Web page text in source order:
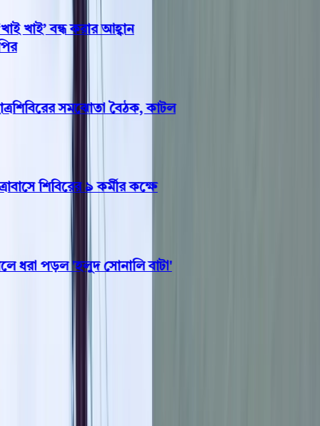
খাই’ বন্ধ করার আহ্বান
সমঝোতা বৈঠক, কাটল
শিবিরের ৯ কর্মীর কক্ষে
পড়ল 'হলুদ সোনালি বাটা'
বরিশাল থেকে স্কুলছাত্রীকে ‘তুলে
নিয়ে বিয়ে’, গোপালগঞ্জ থেকে